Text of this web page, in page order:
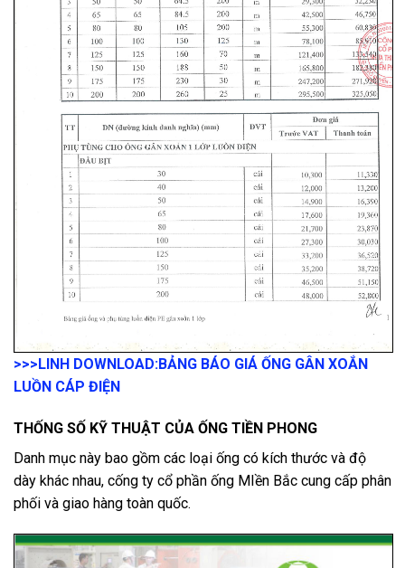
>>>LINH DOWNLOAD:BẢNG BÁO GIÁ ỐNG GÂN XOẮN
LUỒN CÁP ĐIỆN
THỐNG SỐ KỸ THUẬT CỦA ỐNG TIỀN PHONG
Danh mục này bao gồm các loại ống có kích thước và độ
dày khác nhau, cống ty cổ phần ống MIền Bắc cung cấp phân
phối và giao hàng toàn quốc.